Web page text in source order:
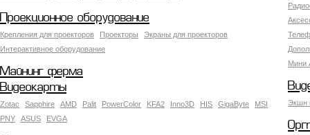
Мини
Проекционное оборудование
Крепления для проекторов Проекторы
Экраны для проекторов
Интерактивное оборудование
Майнинг ферма
Экшн
Видеокарты
Zotac Sapphire AMD Palit PowerColor KFA2 Inno3D HIS GigaByte
MSI
PNY
ASUS EVGA